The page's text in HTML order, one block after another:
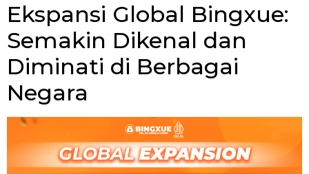
Ekspansi Global Bingxue:
Semakin Dikenal dan
Diminati di Berbagai
Negara